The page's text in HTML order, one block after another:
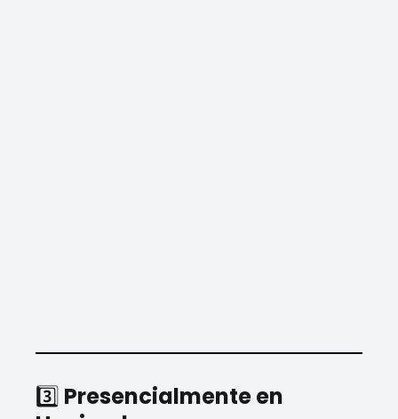
3️⃣ Presencialmente en